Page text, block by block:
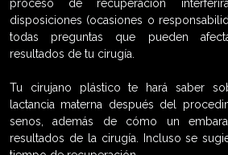
proceso de recuperación
disposiciones (ocasiones o
todas preguntas que pueden
resultados de tu cirugía.
Tu cirujano plástico te hará saber
lactancia materna después del
senos, además de cómo un
resultados de la cirugía. Incluso se